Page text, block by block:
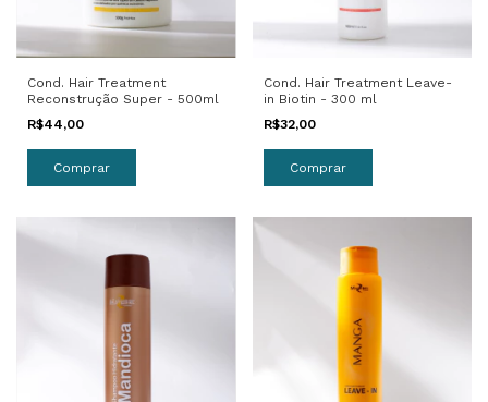
Cond. Hair Treatment
Reconstrução Super - 500ml
R$44,00
Cond. Hair Treatment Leave-
in Biotin - 300 ml
R$32,00